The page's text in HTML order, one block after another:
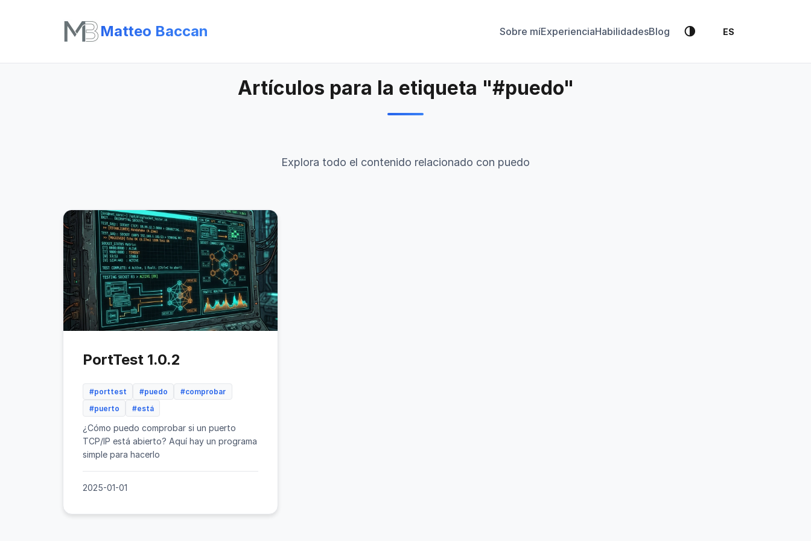
Matteo Baccan Sobre míExperienciaHabilidadesBlog 🌗 ES
Artículos para la etiqueta "#puedo"
Explora todo el contenido relacionado con puedo
PortTest 1.0.2
#porttest #puedo
#comprobar
#puerto
#está
¿Cómo puedo comprobar si un puerto
TCP/IP está abierto? Aquí hay un programa
simple para hacerlo
2025-01-01